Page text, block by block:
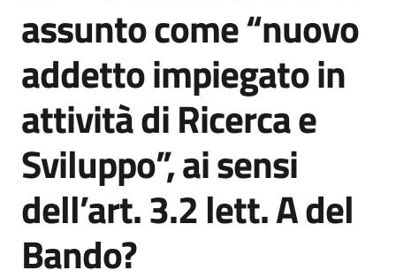
Servizi
Comunicazione
e
partecipazione
assunto come “nuovo
addetto impiegato in
attività di Ricerca e
Sviluppo”, ai sensi
dell’art. 3.2 lett. A del
Bando?